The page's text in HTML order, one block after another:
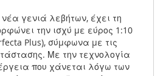
νέα γενιά λεβήτων, έχει τη
την ισχύ µε εύρος 1:10
Plus), σύµφωνα µε τις
Με την τεχνολογία
που χάνεται λόγω των